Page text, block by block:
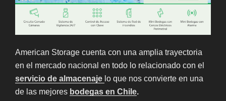
American Storage cuenta con una amplia trayectoria
en el mercado nacional en todo lo relacionado con el
servicio de almacenaje lo que nos convierte en una
de las mejores bodegas en Chile.